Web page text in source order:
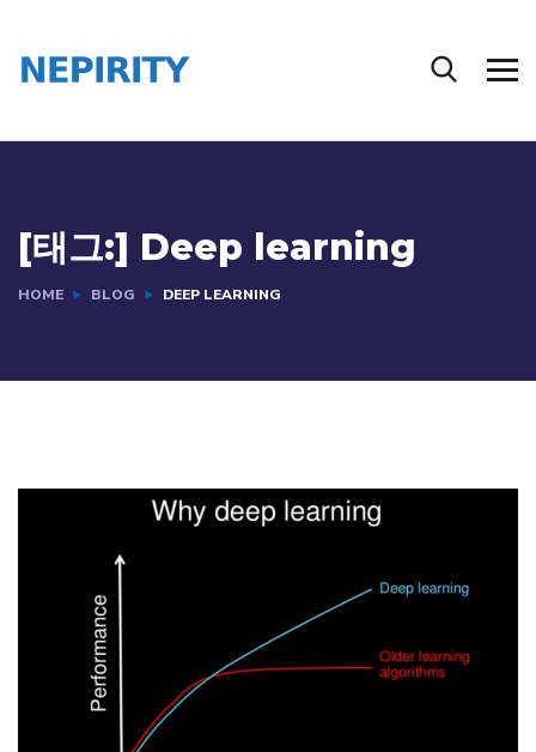
[태그:] Deep learning
HOME BLOG DEEP LEARNING